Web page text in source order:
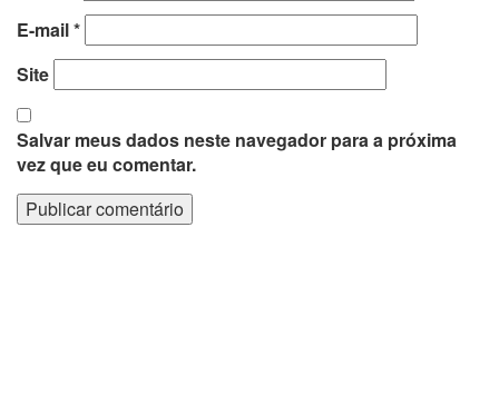
E-mail*
Site
Salvar meus dados neste navegador para a próxima
vez que eu comentar.